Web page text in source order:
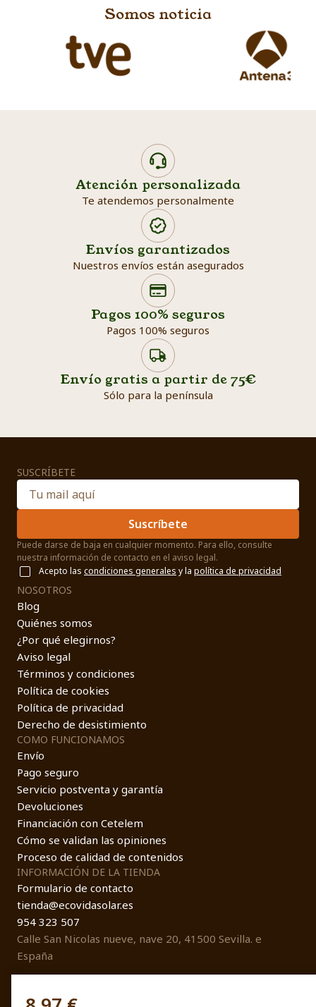
Somos noticia
Atención personalizada
Te atendemos personalmente
Envíos garantizados
Nuestros envíos están asegurados
Pagos 100% seguros
Pagos 100% seguros
Envío gratis a partir de 75€
Sólo para la península
Search products
SUSCRÍBETE
Suscríbete
Puede darse de baja en cualquier momento. Para ello, consulte
nuestra información de contacto en el aviso legal.
Acepto las condiciones generales y la política de privacidad
NOSOTROS
Blog
Quiénes somos
¿Por qué elegirnos?
Aviso legal
Términos y condiciones
Política de cookies
Política de privacidad
Derecho de desistimiento
COMO FUNCIONAMOS
Envío
Pago seguro
Servicio postventa y garantía
Devoluciones
Financiación con Cetelem
Cómo se validan las opiniones
Proceso de calidad de contenidos
INFORMACIÓN DE LA TIENDA
Formulario de contacto
tienda@ecovidasolar.es
954 323 507
Calle San Nicolas nueve, nave 20, 41500 Sevilla. e
España